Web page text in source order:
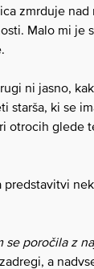
zmrduje nad
Malo mi je
ni jasno,
starša, ki se
otrocih glede
predstavitvi
se poročila z
a